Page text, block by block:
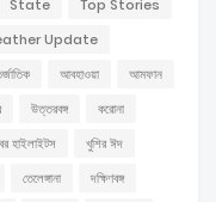
State
Top Stories
Update
আবহাওয়া
আমফান
উত্তরবঙ্গ
করোনা
হাইলাইটস
খুশির ঈদ
তেলেঙ্গানা
দক্ষিণবঙ্গ